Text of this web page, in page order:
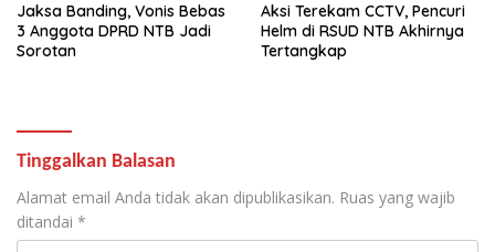
Jaksa Banding, Vonis Bebas
3 Anggota DPRD NTB Jadi
Sorotan
Aksi Terekam CCTV, Pencuri
Helm di RSUD NTB Akhirnya
Tertangkap
Tinggalkan Balasan
Alamat email Anda tidak akan dipublikasikan. Ruas yang wajib
ditandai *